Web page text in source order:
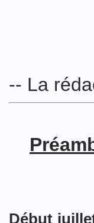
-- La
Début